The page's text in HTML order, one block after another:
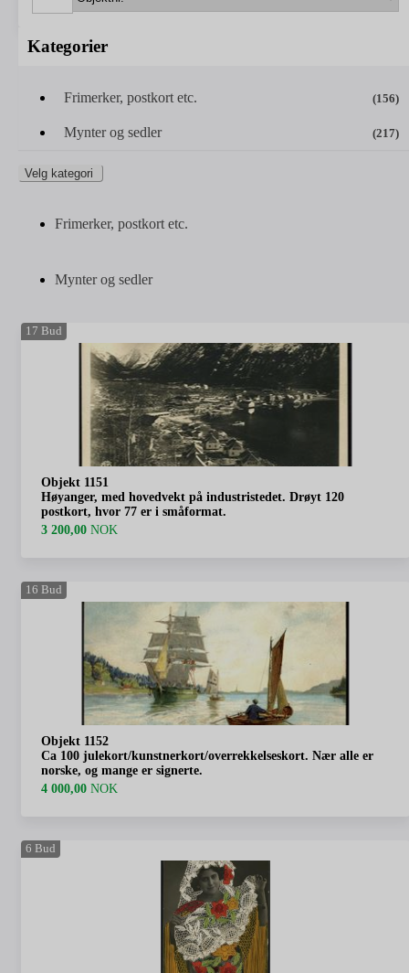
Kategorier
Frimerker, postkort etc. (156)
Mynter og sedler (217)
Velg kategori
Frimerker, postkort etc.
Mynter og sedler
17 Bud
Objekt 1151
Høyanger, med hovedvekt på industristedet. Drøyt 120
postkort, hvor 77 er i småformat.
3 200,00 NOK
16 Bud
Objekt 1152
Ca 100 julekort/kunstnerkort/overrekkelseskort. Nær alle er
norske, og mange er signerte.
4 000,00 NOK
6 Bud